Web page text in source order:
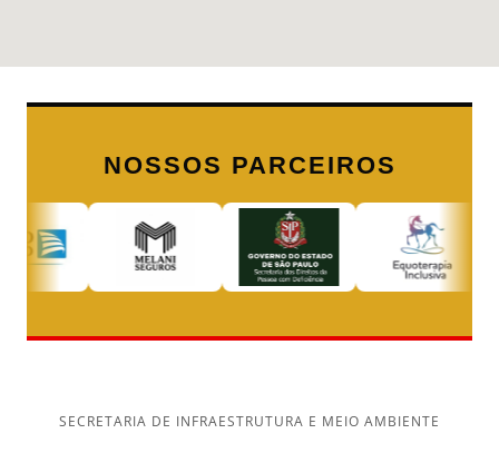
SECRETARIA DE INFRAESTRUTURA E MEIO AMBIENTE